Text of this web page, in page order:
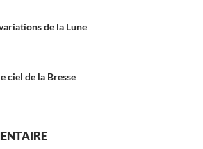
de la Lune
ciel de la Bresse